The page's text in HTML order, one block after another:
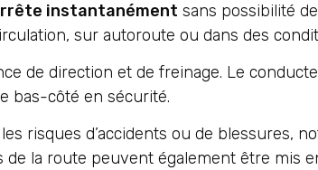
instantanément sans possibilité
sur autoroute ou dans des
de direction et de freinage. Le
bas-côté en sécurité.
risques d’accidents ou de blessures,
la route peuvent également être mis